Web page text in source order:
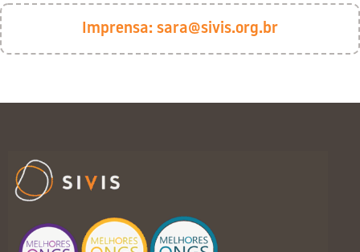
Imprensa: sara@sivis.org.br